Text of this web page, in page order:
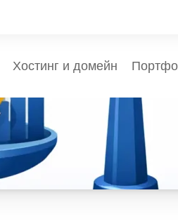
Хостинг и домейн